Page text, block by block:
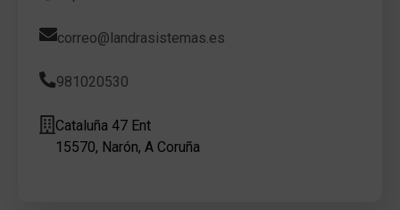
correo@landrasistemas.es
981020530
Cataluña 47 Ent
15570, Narón, A Coruña